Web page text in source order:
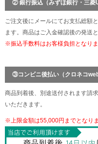
② 銀行振込（みずほ銀行・三菱
ご注文後にメールにてお支払総額
ます。商品はご入金確認後の発送と
※振込手数料はお客様負担となりま
③コンビニ後払い（クロネコweb
商品到着後、別途送付されます請
いただきます。
※上限金額は55,000円までとなりま